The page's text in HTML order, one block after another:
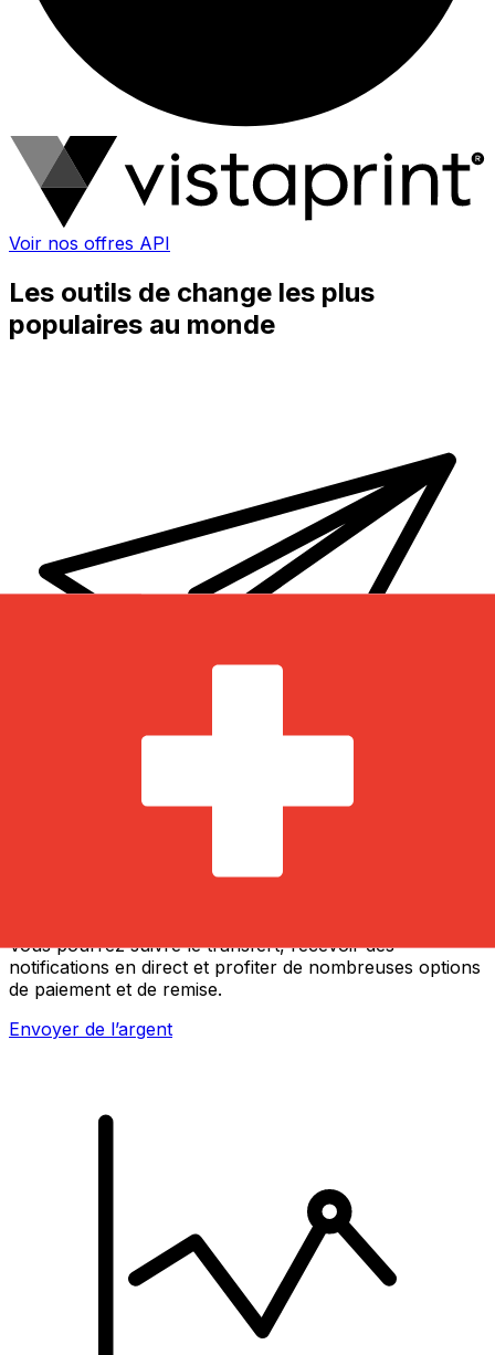
Voir nos offres API
Les outils de change les plus
populaires au monde
Transferts d'argent internationaux avec Xe
Vous pourrez suivre le transfert, recevoir des
notifications en direct et profiter de nombreuses options
de paiement et de remise.
Envoyer de l’argent